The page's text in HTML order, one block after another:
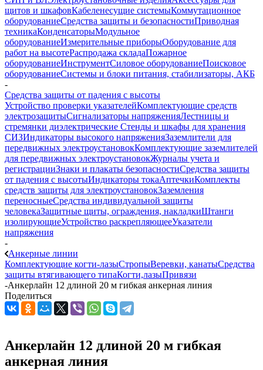
щитов и шкафовКабеленесущие системыКоммутационное
оборудованиеСредства защиты и безопасностиПриводная
техникаКонденсаторыМодульное
оборудованиеИзмерительные приборыОборудование для
работ на высотеРаспродажа складаПожарное
оборудованиеИнструментСиловое оборудованиеПоисковое
оборудованиеСистемы и блоки питания, стабилизаторы, АКБ
-
Средства защиты от падения с высоты
Устройство проверки указателейКомплектующие средств
электрозащитыСигнализаторы напряженияЛестницы и
стремянки диэлектрические Стенды и шкафы для хранения
СИЗИндикаторы высокого напряженияЗаземлители для
передвижных электроустановокКомплектующие заземлителей
для передвижных электроустановокЖурналы учета и
регистрацииЗнаки и плакаты безопасностиСредства защиты
от падения с высотыИндикаторы токаАптечкиКомплекты
средств защиты для электроустановокЗаземления
переносныеСредства индивидуальной защиты
человекаЗащитные щиты, ограждения, накладкиШтанги
изолирующиеУстройство раскрепляющееУказатели
напряжения
-
Анкерные линии
Комплектующие когти-лазыСтропыВеревки, канатыСредства
защиты втягивающего типаКогти,лазыПривязи
-Анкерлайн 12 длиной 20 м гибкая анкерная линия
Поделиться
Анкерлайн 12 длиной 20 м гибкая
анкерная линия